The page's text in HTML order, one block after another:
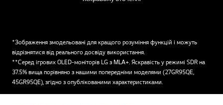
*Зображення змодельовані для кращого розуміння функцій і можуть
відрізнятися від реального досвіду використання.
**Серед ігрових OLED-моніторів LG з MLA+. Яскравість у режимі SDR на
37.5% вища порівняно з нашими попередніми моделями (27GR95QE,
45GR95QE), згідно з опублікованими характеристиками.